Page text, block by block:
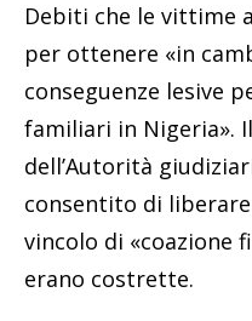
Debiti che le vittime
per ottenere «in
conseguenze lesive
familiari in Nigeria».
dell’Autorità
consentito di
vincolo di «coazione
erano costrette.